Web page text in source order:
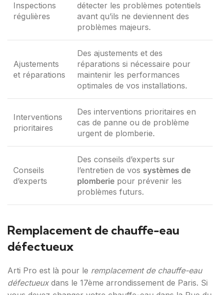
Inspections
régulières
détecter les problèmes potentiels
avant qu’ils ne deviennent des
problèmes majeurs.
Ajustements
et réparations
Des ajustements et des
réparations si nécessaire pour
maintenir les performances
optimales de vos installations.
Interventions
prioritaires
Des interventions prioritaires en
cas de panne ou de problème
urgent de plomberie.
Conseils
d’experts
Des conseils d’experts sur
l’entretien de vos systèmes de
plomberie pour prévenir les
problèmes futurs.
Remplacement de chauffe-eau
défectueux
Arti Pro est là pour le remplacement de chauffe-eau
défectueuxdans le 17ème arrondissement de Paris. Si